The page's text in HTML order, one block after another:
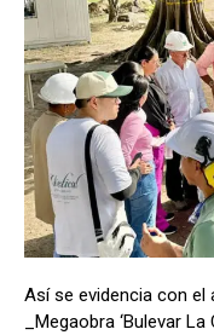
Así se evidencia con el
_Megaobra ‘Bulevar